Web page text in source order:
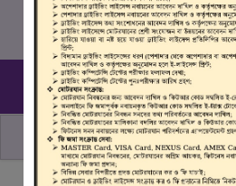
১৬১০৭, ০৯৬১০
ছাত্র জনতার অঙ্গীকার, নিরাপদ সড়ক হোক